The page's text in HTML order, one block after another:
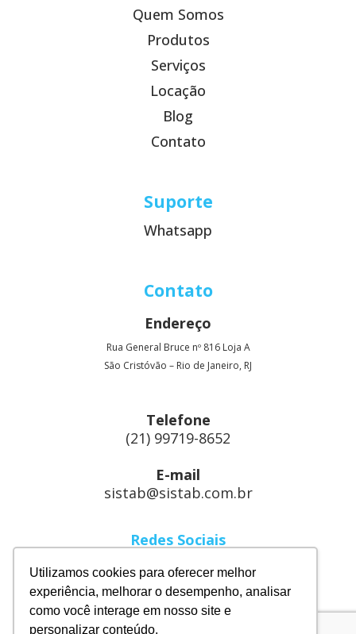
Utilizamos cookies para oferecer melhor
experiência, melhorar o desempenho, analisar
como você interage em nosso site e
personalizar conteúdo.
Quem Somos
Produtos
Serviços
Locação
Blog
Contato
Suporte
Whatsapp
Contato
Endereço
Rua General Bruce nº 816 Loja A
São Cristóvão – Rio de Janeiro, RJ
Telefone
(21) 99719-8652
E-mail
sistab@sistab.com.br
Redes Sociais
Linkedin
Instagram
Facebook